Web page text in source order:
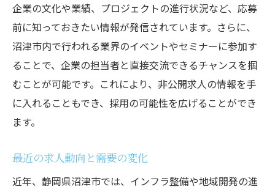
企業の文化や業績、プロジェクトの進行状況など、応募
前に知っておきたい情報が発信されています。さらに、
沼津市内で行われる業界のイベントやセミナーに参加す
ることで、企業の担当者と直接交流できるチャンスを掴
むことが可能です。これにより、非公開求人の情報を手
に入れることもでき、採用の可能性を広げることができ
ます。
最近の求人動向と需要の変化
近年、静岡県沼津市では、インフラ整備や地域開発の進